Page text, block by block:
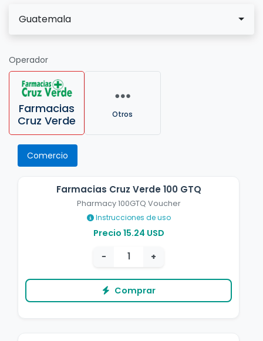
Guatemala
Operador
Farmacias
Cruz Verde
Otros
Comercio
Farmacias Cruz Verde 100 GTQ
Pharmacy 100GTQ Voucher
Instrucciones de uso
Precio 15.24 USD
−
+
Comprar